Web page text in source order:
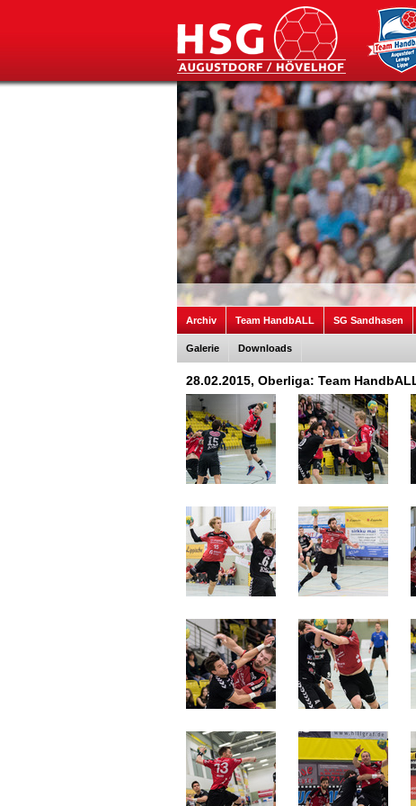
Archiv Team HandbALL SG Sandhasen
Galerie Downloads
28.02.2015, Oberliga: Team